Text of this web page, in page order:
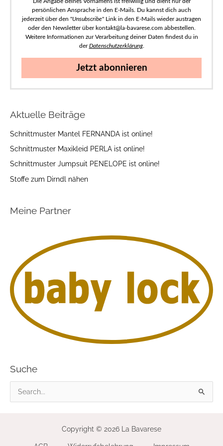
persönlichen Ansprache in den E-Mails. Du kannst dich auch
jederzeit über den "Unsubscribe" Link in den E-Mails wieder austragen
oder den Newsletter über kontakt@la-bavarese.com abbestellen.
Weitere Informationen zur Verarbeitung deiner Daten findest du in
derDatenschutzerklärung.
Jetzt abonnieren
Aktuelle Beiträge
Schnittmuster Mantel FERNANDA ist online!
Schnittmuster Maxikleid PERLA ist online!
Schnittmuster Jumpsuit PENELOPE ist online!
Stoffe zum Dirndl nähen
Meine Partner
Suche
Copyright © 2026 La Bavarese